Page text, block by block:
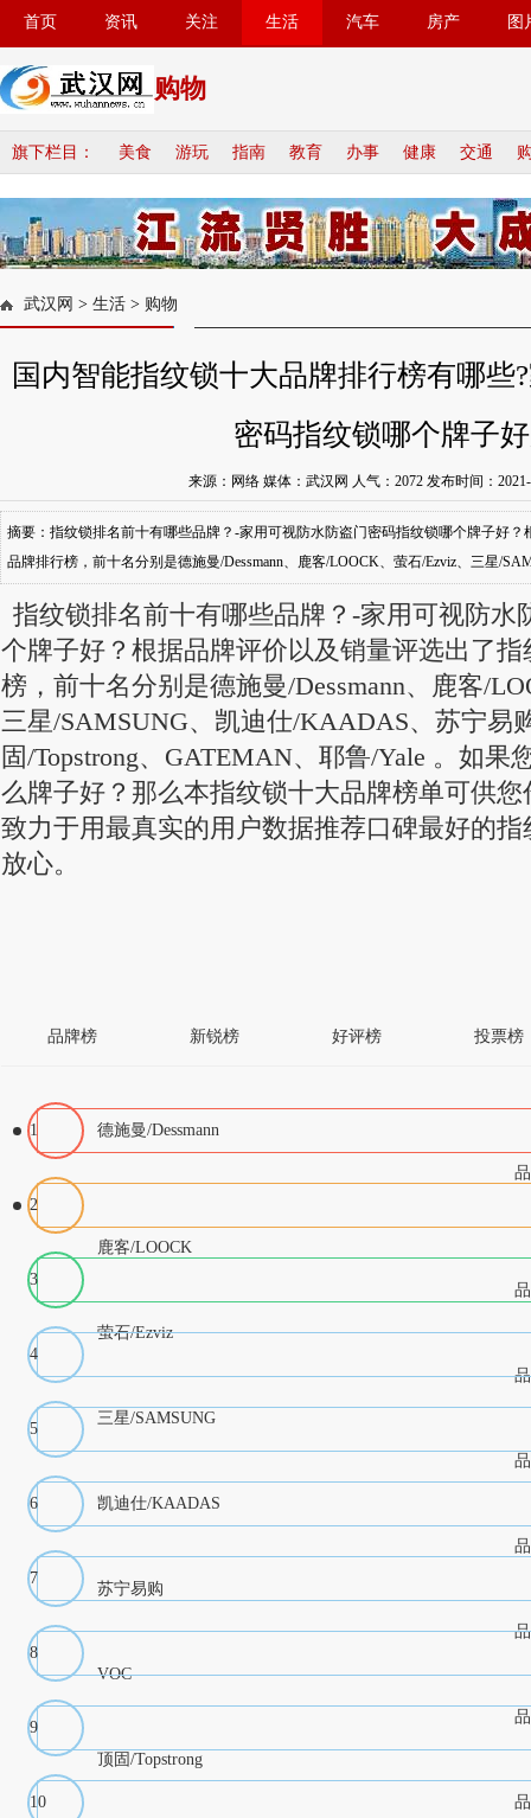
首页 资讯 关注 生活 汽车 房产 图
购物
旗下栏目： 美食 游玩 指南 教育 办事 健康 交通
武汉网 > 生活 > 购物
国内智能指纹锁十大品牌排行榜有哪些
密码指纹锁哪个牌子
来源：网络 媒体：武汉网 人气： 2072 发布时间：
摘要：指纹锁排名前十有哪些品牌？-家用可视防水防盗门密码指纹锁哪个牌子好
品牌排行榜，前十名分别是德施曼/Dessmann、鹿客/LOOCK、萤石/Ezviz、三星/
指纹锁排名前十有哪些品牌？-家用可视防水
个牌子好？根据品牌评价以及销量评选出了
榜，前十名分别是德施曼/Dessmann、鹿客/
三星/SAMSUNG、凯迪仕/KAADAS、苏宁易
固/Topstrong、GATEMAN、耶鲁/Yale 。如果
么牌子好？那么本指纹锁十大品牌榜单可供
致力于用最真实的用户数据推荐口碑最好的
放心。
品牌榜 新锐榜 好评榜 投票榜
1 德施曼/Dessmann
2
鹿客/LOOCK
3
萤石/Ezviz
4
三星/SAMSUNG
5
凯迪仕/KAADAS
6
苏宁易购
7
VOC
8
顶固/Topstrong
9
10